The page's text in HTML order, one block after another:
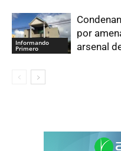
Informando
Primero
por
arsenal